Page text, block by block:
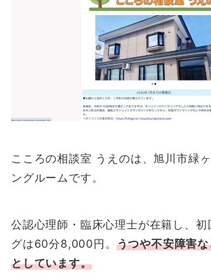
こころの相談室 うえのは、旭川市緑
ングルームです。
公認心理師・臨床心理士が在籍し、初
グは60分8,000円。 うつや不安障害
としています。